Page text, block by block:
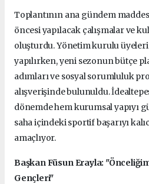
Toplantının ana gündem
öncesi yapılacak çalışmalar ve
oluşturdu. Yönetim kurulu üyeleri
yapılırken, yeni sezonun bütçe
adımları ve sosyal sorumluluk
alışverişinde bulunuldu.
dönemde hem kurumsal yapıyı
saha içindeki sportif başarıyı
amaçlıyor.
Başkan Füsun Erayla:
Gençleri"